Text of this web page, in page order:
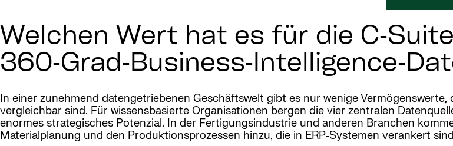
Welchen Wert hat es für die
In einer zunehmend datengetriebenen Geschäftswelt gibt es nur wenige
vergleichbar sind. Für wissensbasierte Organisationen bergen die vier zentralen
enormes strategisches Potenzial. In der Fertigungsindustrie und anderen Branchen
Materialplanung und den Produktionsprozessen hinzu, die in ERP‑Systemen verankert